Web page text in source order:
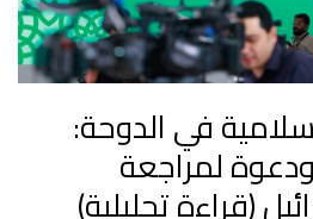
في الدوحة:
لمراجعة
(قراءة تحليلية)